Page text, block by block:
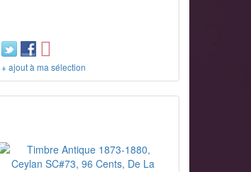
+ ajout à ma sélection